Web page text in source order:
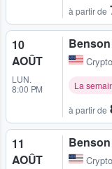
à partir de
10
AOÛT
LUN.
8:00 PM
La
à partir de
11
AOÛT